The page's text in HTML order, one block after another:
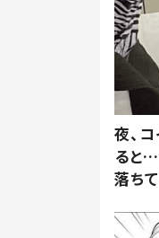
夜、
ると
落ち